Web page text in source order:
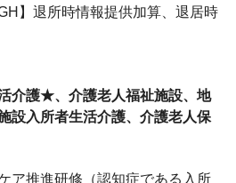
】退所時情報提供加算、退居時
介護★、介護老人福祉施設、地
設入所者生活介護、介護老人保
ア推進研修（認知症である入所